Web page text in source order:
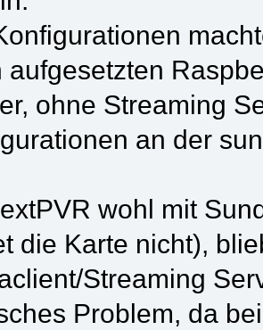
aufgesetzten
ohne Streaming
an der
wohl mit
die Karte nicht),
Streaming
Problem, da